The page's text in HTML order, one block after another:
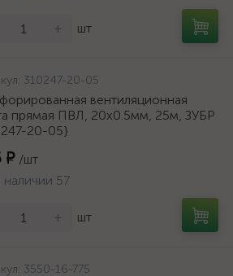
+ шт
310247-20-05
вентиляционная
прямая ПВЛ, 20х0.5мм, 25м, ЗУБР
20-05}
₽ /шт
наличии 57
+ шт
3550-16-775